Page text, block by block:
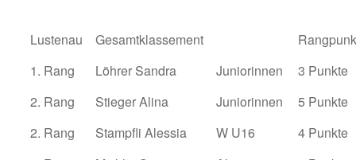
Lustenau Gesamtklassement
1. Rang
Löhrer Sandra Juniorinnen
3 Punkte
2. Rang
Stieger Alina Juniorinnen
5 Punkte
2. Rang
Stampfli Alessia W U16
4 Punkte